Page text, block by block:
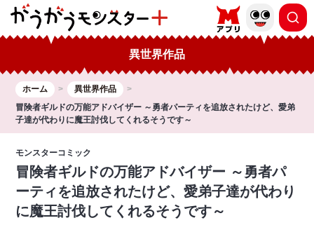
異世界作品
ホーム
異世界作品
冒険者ギルドの万能アドバイザー ～勇者パーティを追放されたけど、愛弟
子達が代わりに魔王討伐してくれるそうです～
モンスターコミック
冒険者ギルドの万能アドバイザー ～勇者パ
ーティを追放されたけど、愛弟子達が代わり
に魔王討伐してくれるそうです～